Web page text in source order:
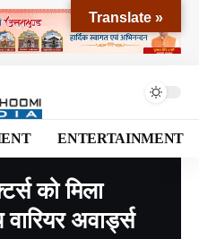
ENTERTAINMENT
>पर्यावरणविदों और डॉक्टर्स को मिला एनवायरनमेंट एंड हेल्थ वारियर अवार्ड्स
को मिला
अवार्ड्स
Translate »